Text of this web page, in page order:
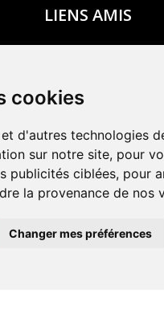
cookies
d'autres technologies
sur notre site, pour
publicités ciblées, pour
la provenance de nos
Changer mes préférences
LIENS AMIS